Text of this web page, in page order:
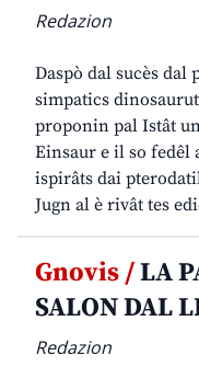
Redazion
Daspò dal sucès
simpatics
proponin pal Istât
Einsaur e il so fedêl
ispirâts dai
Jugn al è rivât tes
Gnovis /LA
SALON DAL
Redazion